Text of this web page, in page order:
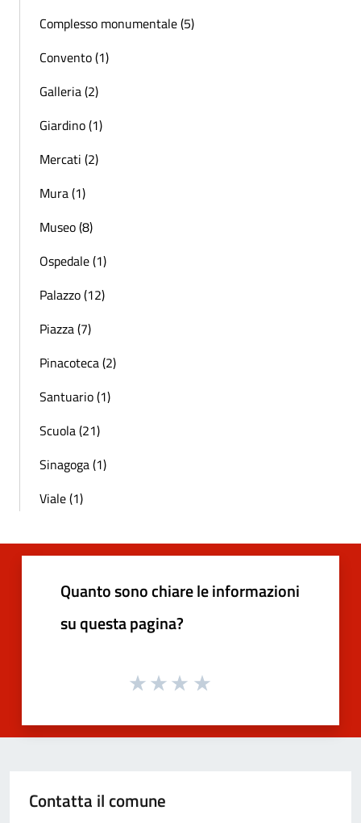
Complesso monumentale (5)
Convento (1)
Galleria (2)
Giardino (1)
Mercati (2)
Mura (1)
Museo (8)
Ospedale (1)
Palazzo (12)
Piazza (7)
Pinacoteca (2)
Santuario (1)
Scuola (21)
Sinagoga (1)
Viale (1)
Quanto sono chiare le informazioni
su questa pagina?
Contatta il comune